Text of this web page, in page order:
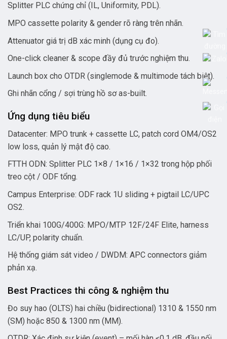
Splitter PLC chứng chỉ (IL, Uniformity, PDL).
MPO cassette polarity & gender rõ ràng trên nhãn.
Attenuator giá trị dB xác minh (dụng cụ đo).
One-click cleaner & scope đầy đủ trước nghiệm thu.
Launch box cho OTDR (singlemode & multimode tách biệt).
Ghi nhãn cổng / sợi trùng hồ sơ as-built.
Ứng dụng tiêu biểu
Datacenter: MPO trunk + cassette LC, patch cord OM4/OS2
low loss, quản lý mật độ cao.
FTTH ODN: Splitter PLC 1×8 / 1×16 / 1×32 trong hộp phối
treo cột / ODF tổng.
Campus Enterprise: ODF rack 1U sliding + pigtail LC/UPC
OS2.
Triển khai 100G/400G: MPO/MTP 12F/24F Elite, harness
LC/UP, polarity chuẩn.
Hệ thống giám sát video / DWDM: APC connectors giảm
phản xạ.
Best Practices thi công & nghiệm thu
Đo suy hao (OLTS) hai chiều (bidirectional) 1310 & 1550 nm
(SM) hoặc 850 & 1300 nm (MM).